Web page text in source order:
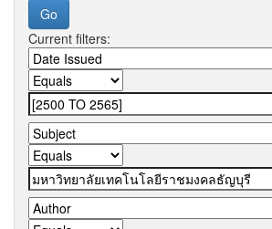
Current filters: